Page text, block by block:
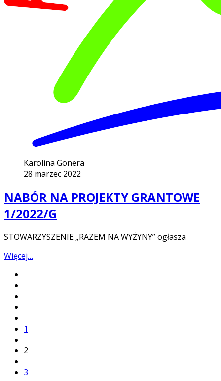
Karolina Gonera
28 marzec 2022
NABÓR NA PROJEKTY GRANTOWE
1/2022/G
STOWARZYSZENIE „RAZEM NA WYŻYNY” ogłasza
Więcej…
1
2
3